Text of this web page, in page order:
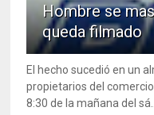
Hombre se
queda filmado
El hecho sucedió en un
propietarios del
8:30 de la mañana del sá...